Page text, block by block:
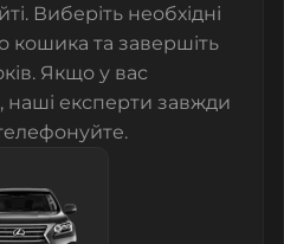
Виберіть необхідні
кошика та завершіть
Якщо у вас
наші експерти завжди